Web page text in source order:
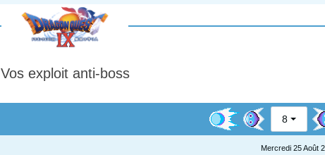
Vos exploit anti-boss
8
Mercredi 25 Août